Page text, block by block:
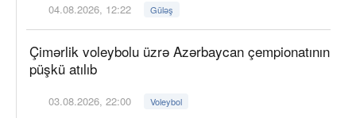
04.08.2026, 12:22 Güləş
Çimərlik voleybolu üzrə Azərbaycan çempionatının
püşkü atılıb
03.08.2026, 22:00 Voleybol